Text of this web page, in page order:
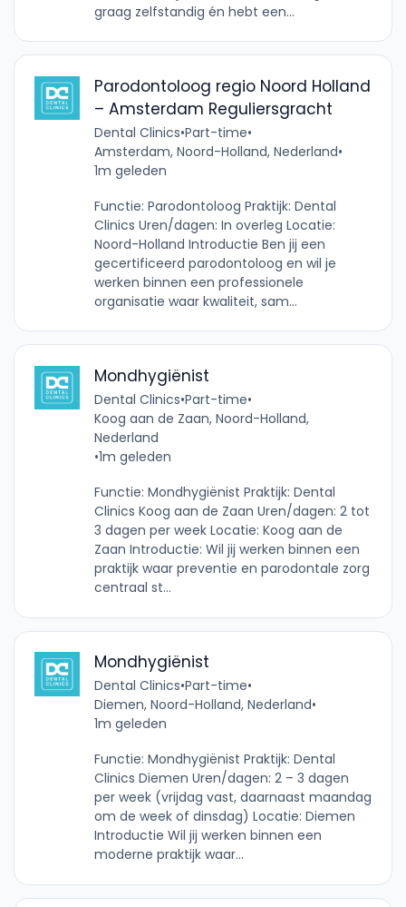
graag zelfstandig én hebt een...
Parodontoloog regio Noord Holland
– Amsterdam Reguliersgracht
Dental Clinics•Part-time•
Amsterdam, Noord-Holland, Nederland•
1m geleden
Functie: Parodontoloog Praktijk: Dental
Clinics Uren/dagen: In overleg Locatie:
Noord-Holland Introductie Ben jij een
gecertificeerd parodontoloog en wil je
werken binnen een professionele
organisatie waar kwaliteit, sam...
Mondhygiënist
Dental Clinics•Part-time•
Koog aan de Zaan, Noord-Holland,
Nederland
•1m geleden
Functie: Mondhygiënist Praktijk: Dental
Clinics Koog aan de Zaan Uren/dagen: 2 tot
3 dagen per week Locatie: Koog aan de
Zaan Introductie: Wil jij werken binnen een
praktijk waar preventie en parodontale zorg
centraal st...
Mondhygiënist
Dental Clinics•Part-time•
Diemen, Noord-Holland, Nederland•
1m geleden
Functie: Mondhygiënist Praktijk: Dental
Clinics Diemen Uren/dagen: 2 – 3 dagen
per week (vrijdag vast, daarnaast maandag
om de week of dinsdag) Locatie: Diemen
Introductie Wil jij werken binnen een
moderne praktijk waar...